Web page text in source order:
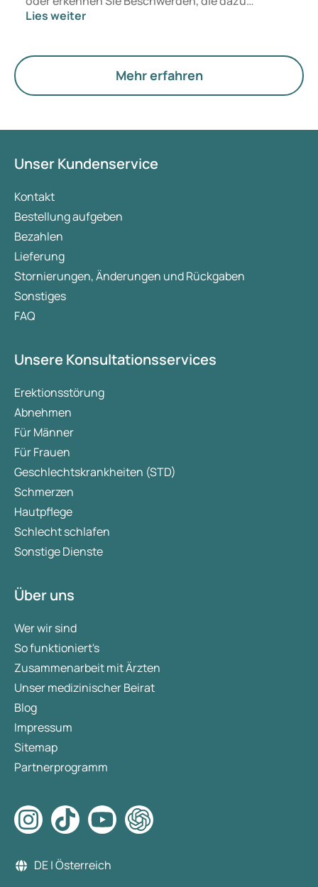
passen? Medizinisch ändert sich vorerst nichts.
Hormone, den Stoffwechsel und die Funktion der
Lies weiter
Mehr erfahren
Unser Kundenservice
Kontakt
Bestellung aufgeben
Bezahlen
Lieferung
Stornierungen, Änderungen und Rückgaben
Sonstiges
FAQ
Unsere Konsultationsservices
Erektionsstörung
Abnehmen
Für Männer
Für Frauen
Geschlechtskrankheiten (STD)
Schmerzen
Hautpflege
Schlecht schlafen
Sonstige Dienste
Über uns
Wer wir sind
So funktioniert's
Zusammenarbeit mit Ärzten
Unser medizinischer Beirat
Blog
Impressum
Sitemap
Partnerprogramm
DE | Österreich